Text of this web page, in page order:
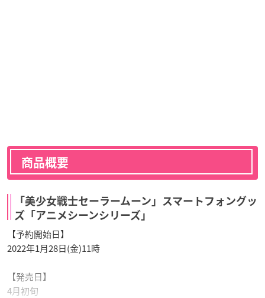
商品概要
「美少女戦士セーラームーン」スマートフォングッ
ズ「アニメシーンシリーズ」
【予約開始日】
2022年1月28日(金)11時
【発売日】
4月初旬